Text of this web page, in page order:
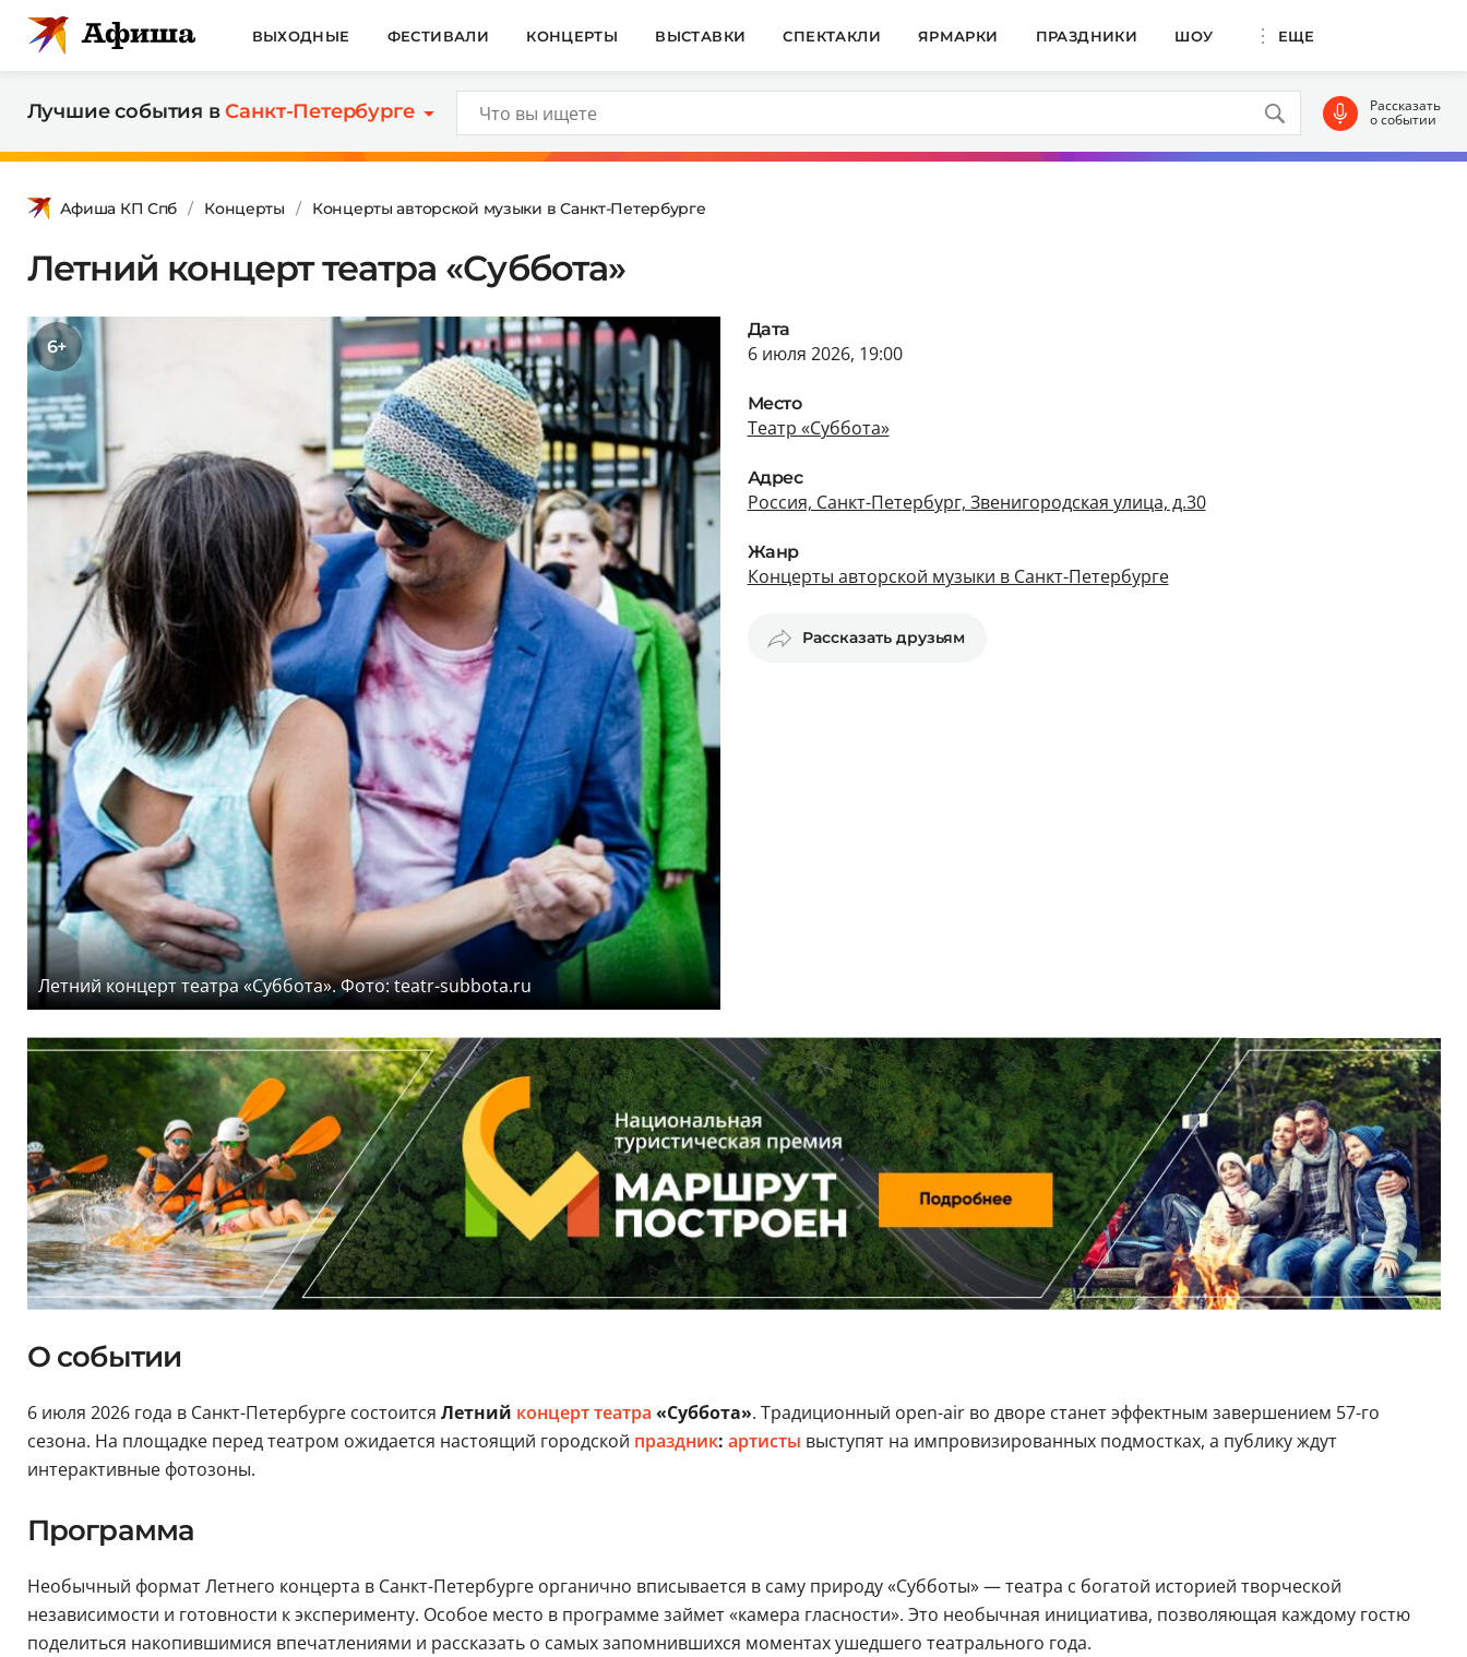
ВЫХОДНЫЕ ФЕСТИВАЛИ КОНЦЕРТЫ ВЫСТАВКИ СПЕКТАКЛИ ЯРМАРКИ ПРАЗДНИКИ ШОУ ЕЩЕ
Лучшие события вСанкт-Петербурге Рассказать
о событии
Афиша КП Спб Концерты Концерты авторской музыки в Санкт-Петербурге
Летний концерт театра «Суббота»
6+
Летний концерт театра «Суббота». Фото: teatr-subbota.ru
Дата
6 июля 2026, 19:00
Место
Театр «Суббота»
Адрес
Россия, Санкт-Петербург, Звенигородская улица, д.30
Жанр
Концерты авторской музыки в Санкт-Петербурге
Рассказать друзьям
О событии
6 июля 2026 года в Санкт-Петербурге состоится Летний концерт театра «Суббота». Традиционный open-air во дворе станет эффектным завершением 57-го
сезона. На площадке перед театром ожидается настоящий городской праздник: артисты выступят на импровизированных подмостках, а публику ждут
интерактивные фотозоны.
Программа
Необычный формат Летнего концерта в Санкт-Петербурге органично вписывается в саму природу «Субботы» — театра с богатой историей творческой
независимости и готовности к эксперименту. Особое место в программе займет «камера гласности». Это необычная инициатива, позволяющая каждому гостю
поделиться накопившимися впечатлениями и рассказать о самых запомнившихся моментах ушедшего театрального года.